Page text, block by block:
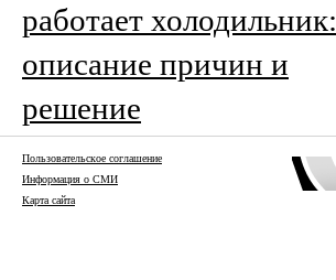
работает холодильник:
описание причин и
решение
Пользовательское соглашение
Информация о СМИ
Карта сайта